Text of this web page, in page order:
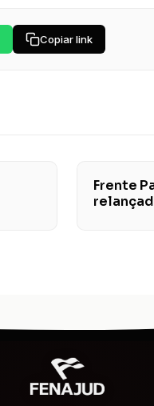
Copiar link
Frente